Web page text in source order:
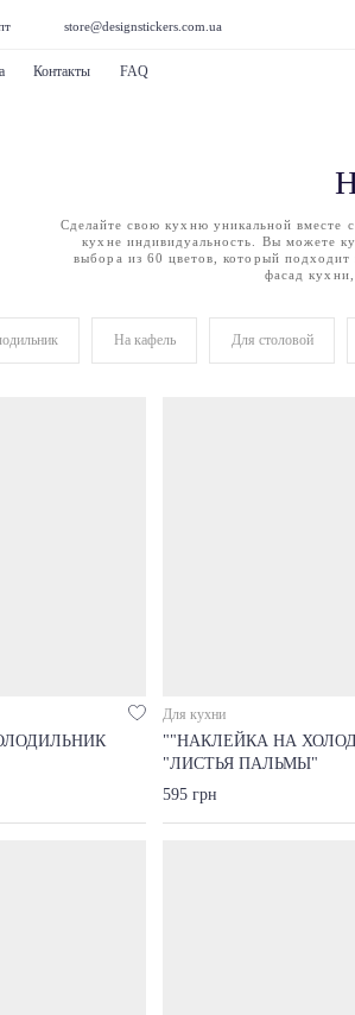
store@designstickers.com.ua
Контакты FAQ
Сделайте свою кухню уникальной вместе
кухне индивидуальность. Вы можете
выбора из 60 цветов, который
фасад
На кафель Для столовой
Для кухни
""НАКЛЕЙКА НА
"ЛИСТЬЯ ПАЛЬМЫ"
595 грн